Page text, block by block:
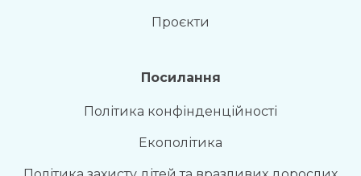
Проєкти
Посилання
Політика конфінденційності
Екополітика
найпопулярнішими статтями
Так, будь ласка повідомляйте мене про новини, події та